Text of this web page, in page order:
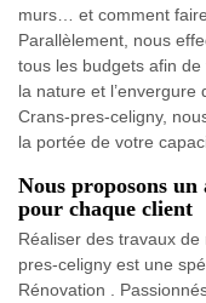
murs… et comment
Parallèlement, nous
tous les budgets afin
la nature et
Crans-pres-celigny,
la portée de votre
Nous proposons un
pour chaque client
Réaliser des travaux
pres-celigny est une
Rénovation .